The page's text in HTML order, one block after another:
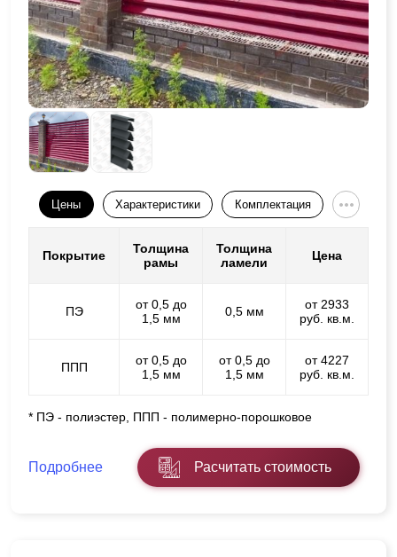
Цены Характеристики Комплектация
Покрытие
Толщина
рамы
Толщина
ламели
Цена
ПЭ
от 0,5 до
1,5 мм
0,5 мм
от 2933
руб. кв.м.
ППП
от 0,5 до
1,5 мм
от 0,5 до
1,5 мм
от 4227
руб. кв.м.
* ПЭ - полиэстер, ППП - полимерно-порошковое
Подробнее Расчитать стоимость